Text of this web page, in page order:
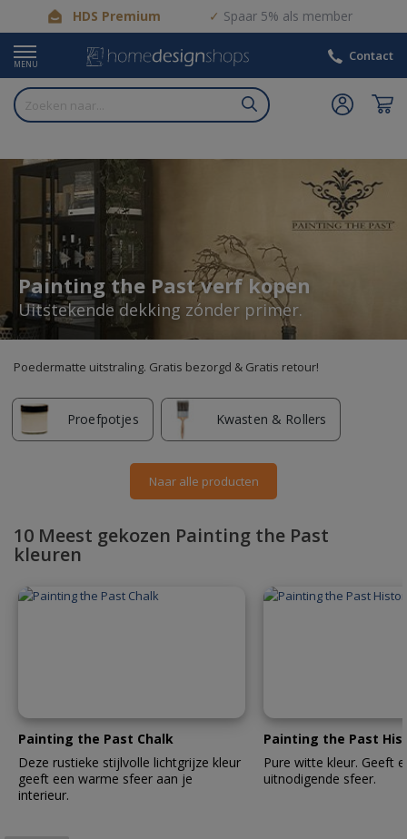
HDS Premium Spaar 5% als member
MENU
Contact
Painting the Past verf kopen
Uitstekende dekking zónder primer.
Poedermatte uitstraling. Gratis bezorgd & Gratis retour!
Proefpotjes Kwasten & Rollers
Naar alle producten
10 Meest gekozen Painting the Past
kleuren
Painting the Past Chalk
Deze rustieke stijlvolle lichtgrijze kleur
geeft een warme sfeer aan je
interieur.
Painting the Past
Pure witte kleur. Geeft
uitnodigende sfeer.